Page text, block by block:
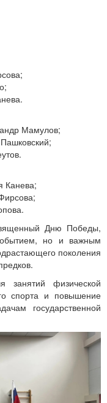
Мамулов;
Канева;
Дню Победы,
но и важным
поколения
занятий физической
спорта и повышение
государственной